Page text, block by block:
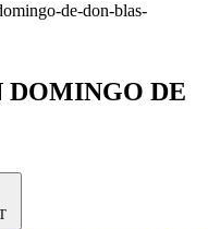
de-don-blas-
DOMINGO DE